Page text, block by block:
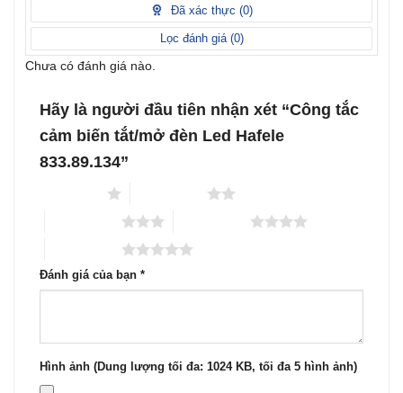
sao
Đã xác thực (0)
Lọc đánh giá (0)
Chưa có đánh giá nào.
Hãy là người đầu tiên nhận xét “Công tắc
cảm biến tắt/mở đèn Led Hafele
833.89.134”
Đánh giá của bạn *
Hình ảnh (Dung lượng tối đa: 1024 KB, tối đa 5 hình ảnh)